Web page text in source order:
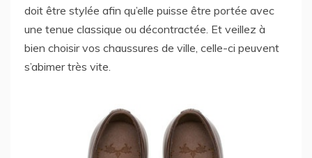
doit être stylée afin qu’elle puisse être portée avec
une tenue classique ou décontractée. Et veillez à
bien choisir vos chaussures de ville, celle-ci peuvent
s’abimer très vite.